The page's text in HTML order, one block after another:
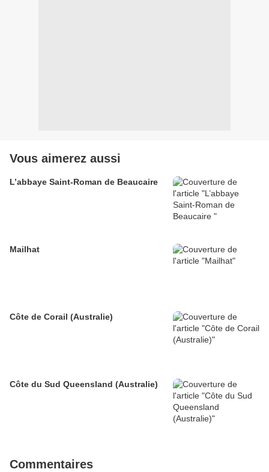
Vous aimerez aussi
L’abbaye Saint-Roman de Beaucaire
Mailhat
Côte de Corail (Australie)
Côte du Sud Queensland (Australie)
Commentaires